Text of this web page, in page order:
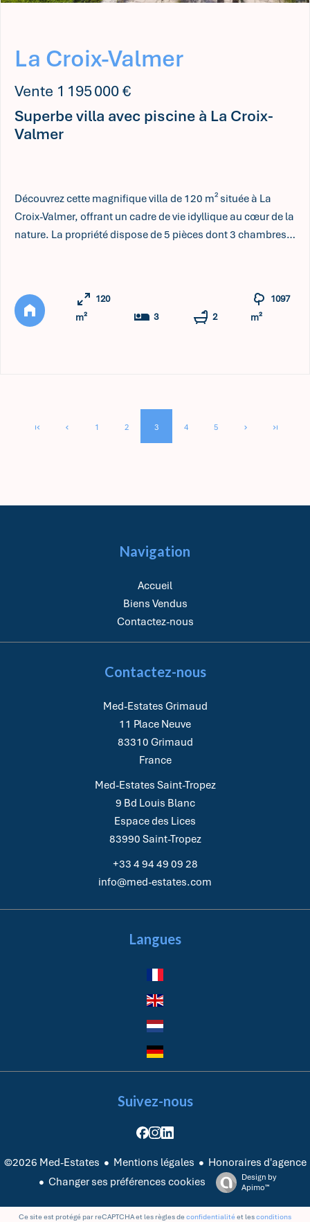
La Croix-Valmer
Vente 1 195 000 €
Superbe villa avec piscine à La Croix-
Valmer
Découvrez cette magnifique villa de 120 m² située à La
Croix-Valmer, offrant un cadre de vie idyllique au cœur de la
nature. La propriété dispose de 5 pièces dont 3 chambres
climatisation, des fenêtres en aluminium à double vitrage
120
m²
3 2
1097
m²
1 2 3 4 5
Navigation
Accueil
Biens Vendus
Contactez-nous
Contactez-nous
Med-Estates Grimaud
11 Place Neuve
83310 Grimaud
France
Med-Estates Saint-Tropez
9 Bd Louis Blanc
Espace des Lices
83990 Saint-Tropez
+33 4 94 49 09 28
info@med-estates.com
Langues
Suivez-nous
©2026 Med-Estates Mentions légales
Honoraires d'agence
Changer ses préférences cookies
Design by
Apimo™
Ce site est protégé par reCAPTCHA et les règles deconfidentialitéet lesconditions